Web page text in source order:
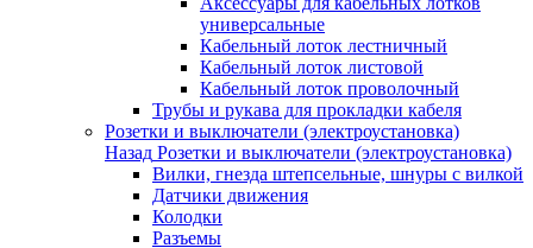
универсальные
Кабельный лоток лестничный
Кабельный лоток листовой
Кабельный лоток проволочный
Трубы и рукава для прокладки кабеля
Розетки и выключатели (электроустановка)
Назад Розетки и выключатели (электроустановка)
Вилки, гнезда штепсельные, шнуры с вилкой
Датчики движения
Колодки
Разъемы